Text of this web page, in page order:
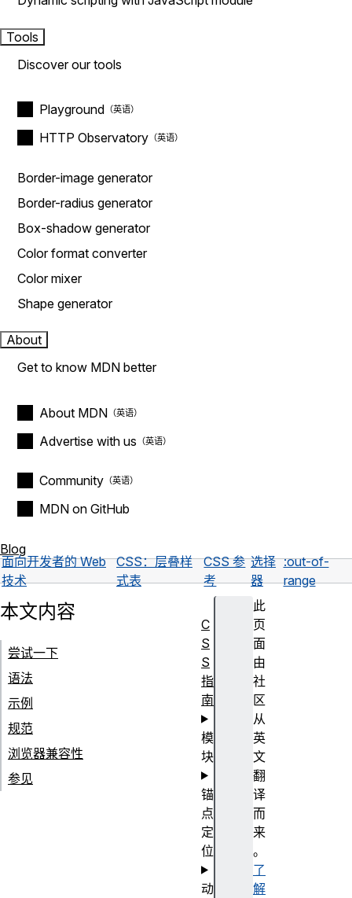
Tools
Discover our tools
Playground
HTTP Observatory
Border-image generator
Border-radius generator
Box-shadow generator
Color format converter
Color mixer
Shape generator
About
Get to know MDN better
About MDN
Advertise with us
Community
MDN on GitHub
Blog
面向开发者的 Web
技术
CSS：层叠样
式表
CSS 参
考
选择
器
:out-of-
range
此
页
面
由
社
区
从
英
文
翻
译
而
来
。
了
解
本文内容
尝试一下
语法
示例
规范
浏览器兼容性
参见
C
S
S
指
南
模
块
锚
点
定
位
动